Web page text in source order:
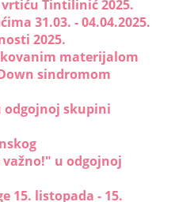
Tintilinić 2025.
31.03. - 04.04.2025.
2025.
materijalom
sindromom
odgojnoj skupini
u odgojnoj
15. listopada - 15.